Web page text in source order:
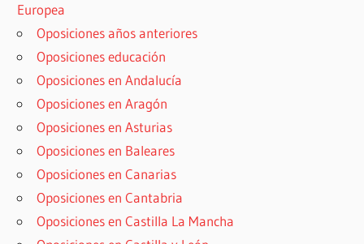
Europea
Oposiciones años anteriores
Oposiciones educación
Oposiciones en Andalucía
Oposiciones en Aragón
Oposiciones en Asturias
Oposiciones en Baleares
Oposiciones en Canarias
Oposiciones en Cantabria
Oposiciones en Castilla La Mancha